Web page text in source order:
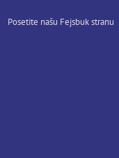
Posetite našu Fejsbuk stranu